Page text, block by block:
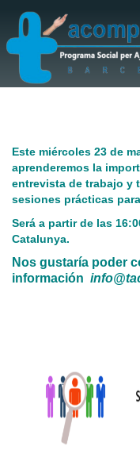
Este miércoles 23 de
aprenderemos la
entrevista de trabajo y
sesiones prácticas
Será a partir de las
Catalunya.
Nos gustaría poder
información